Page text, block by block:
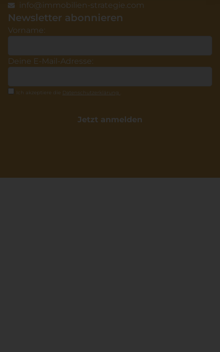
info@immobilien-strategie.com
Newsletter abonnieren
Vorname:
Deine E-Mail-Adresse:
Ich akzeptiere die Datenschutzerklärung